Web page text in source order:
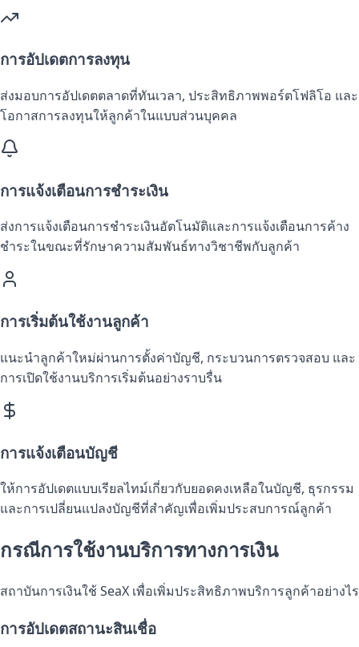
การอัปเดตการลงทุน
ส่งมอบการอัปเดตตลาดที่ทันเวลา, ประสิทธิภาพพอร์ตโฟลิโอ และ
โอกาสการลงทุนให้ลูกค้าในแบบส่วนบุคคล
การแจ้งเตือนการชำระเงิน
ส่งการแจ้งเตือนการชำระเงินอัตโนมัติและการแจ้งเตือนการค้าง
ชำระในขณะที่รักษาความสัมพันธ์ทางวิชาชีพกับลูกค้า
การเริ่มต้นใช้งานลูกค้า
แนะนำลูกค้าใหม่ผ่านการตั้งค่าบัญชี, กระบวนการตรวจสอบ และ
การเปิดใช้งานบริการเริ่มต้นอย่างราบรื่น
การแจ้งเตือนบัญชี
ให้การอัปเดตแบบเรียลไทม์เกี่ยวกับยอดคงเหลือในบัญชี, ธุรกรรม
และการเปลี่ยนแปลงบัญชีที่สำคัญเพื่อเพิ่มประสบการณ์ลูกค้า
กรณีการใช้งานบริการทางการเงิน
สถาบันการเงินใช้ SeaX เพื่อเพิ่มประสิทธิภาพบริการลูกค้าอย่างไร
การอัปเดตสถานะสินเชื่อ